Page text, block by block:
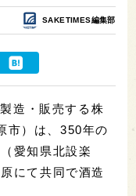
SAKETIMES編集部
造・販売する株
市）は、350年の
愛知県北設楽
にて共同で酒造